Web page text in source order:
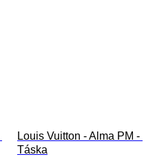
Louis Vuitton - Alma PM -
Táska